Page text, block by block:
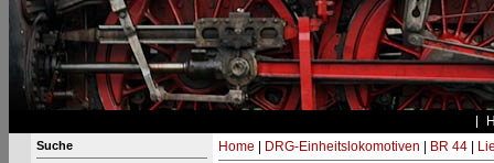
Suche Home DRG-Einheitslokomotiven BR 44|